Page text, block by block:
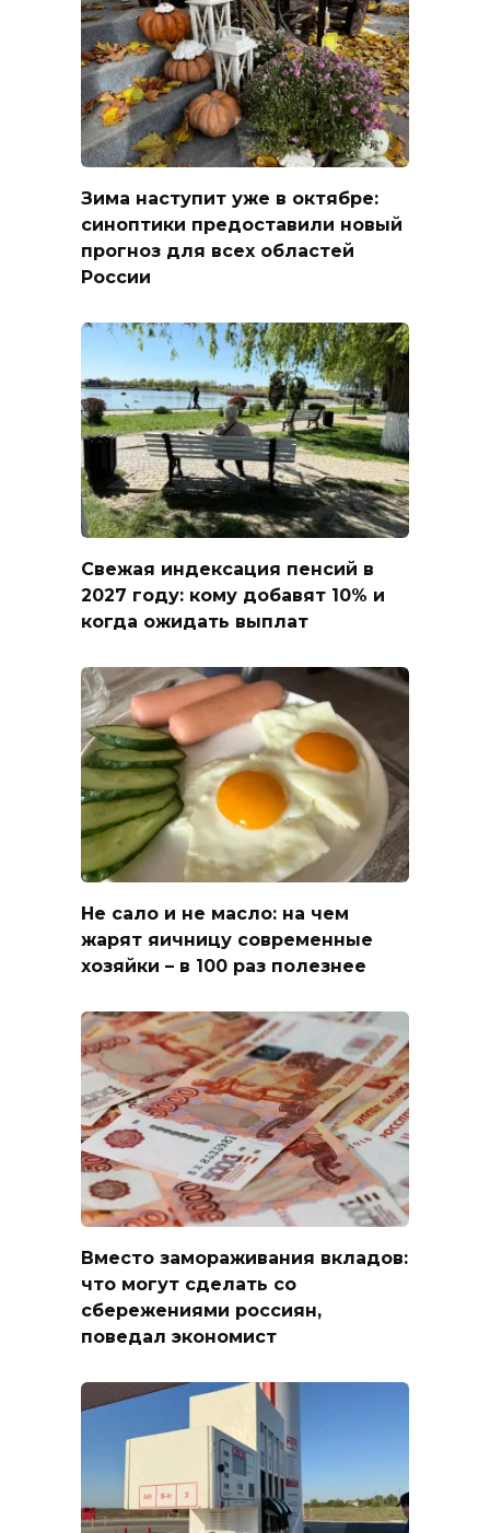
Зима наступит уже в октябре:
синоптики предоставили новый
прогноз для всех областей
России
Свежая индексация пенсий в
2027 году: кому добавят 10% и
когда ожидать выплат
Не сало и не масло: на чем
жарят яичницу современные
хозяйки – в 100 раз полезнее
Вместо замораживания вкладов:
что могут сделать со
сбережениями россиян,
поведал экономист